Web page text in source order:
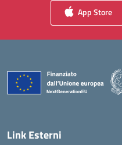
App Store
Link Esterni